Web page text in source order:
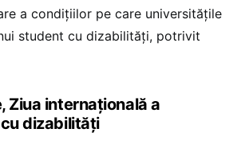
a condițiilor pe care universitățile
student cu dizabilități, potrivit
Ziua internaţională a
dizabilităţi